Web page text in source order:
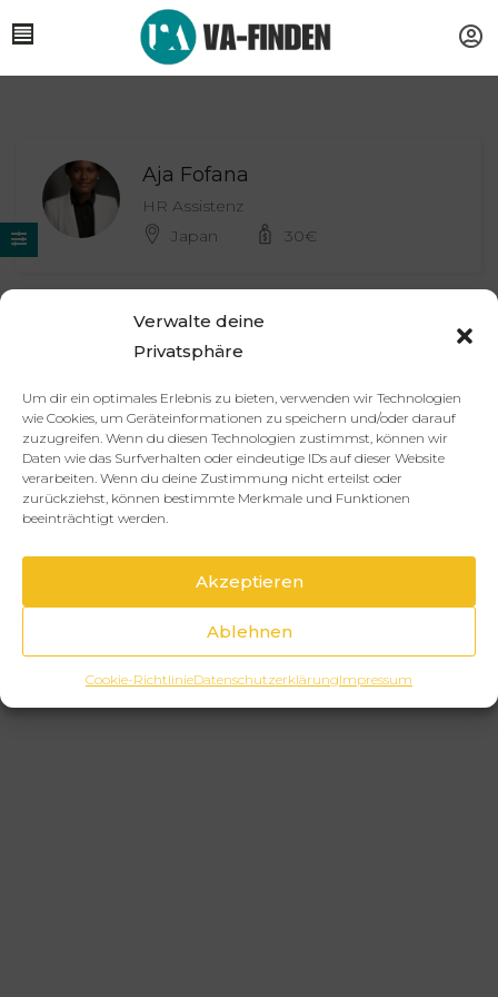
Verwalte deine
Privatsphäre
Um dir ein optimales Erlebnis zu bieten, verwenden wir Technologien
wie Cookies, um Geräteinformationen zu speichern und/oder darauf
zuzugreifen. Wenn du diesen Technologien zustimmst, können wir
Daten wie das Surfverhalten oder eindeutige IDs auf dieser Website
verarbeiten. Wenn du deine Zustimmung nicht erteilst oder
zurückziehst, können bestimmte Merkmale und Funktionen
beeinträchtigt werden.
Akzeptieren
Ablehnen
Cookie-RichtlinieDatenschutzerklärungImpressum
Aja Fofana
HR Assistenz
Japan
30€
© 2025 va-finden.de – Alle Rechte vorbehalten.
Impressum Datenschutzerklärung
Virtuelle Assistenz & Freelancer
finden | VA Expert:innenportal